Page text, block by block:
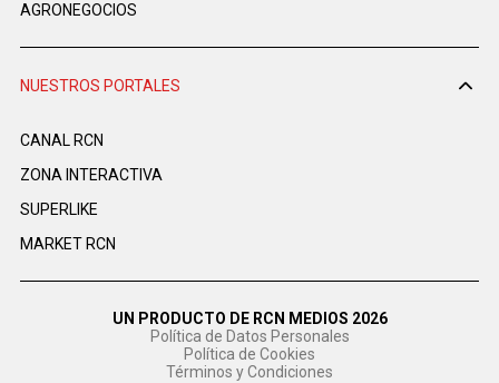
AGRONEGOCIOS
NUESTROS PORTALES
CANAL RCN
ZONA INTERACTIVA
SUPERLIKE
MARKET RCN
UN PRODUCTO DE RCN MEDIOS 2026
Política de Datos Personales
Política de Cookies
Términos y Condiciones